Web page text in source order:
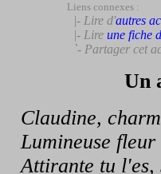
Liens connexes :
|- Lire d'autres
|- Lire une fiche
`- Partager cet
Un
Claudine,
Lumineuse fleur
Attirante tu l'es,